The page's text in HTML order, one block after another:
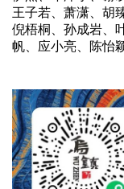
王子若、萧潇、胡
倪梧桐、孙成岩、
帆、应小亮、陈怡